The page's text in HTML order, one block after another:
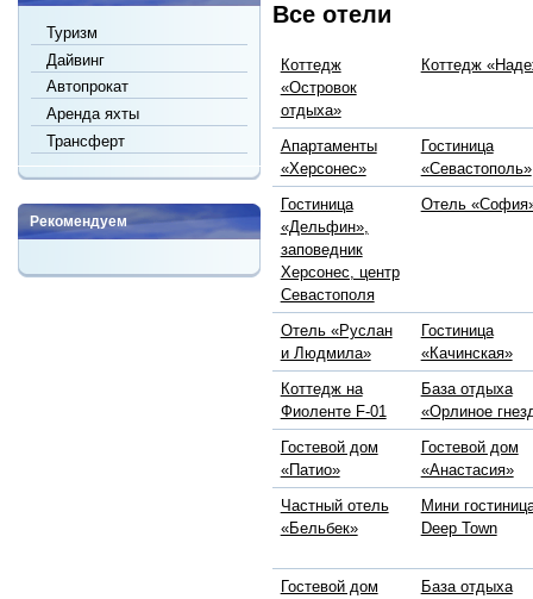
Все отели
Коттедж
«Островок
отдыха»
Коттедж
Апартаменты
«Херсонес»
Гостиница
«Севастополь»
Гостиница
«Дельфин»,
заповедник
Херсонес, центр
Севастополя
Отель
Отель «Руслан
и Людмила»
Гостиница
«Качинская»
Коттедж на
Фиоленте F-01
База отдыха
«Орлиное
Гостевой дом
«Патио»
Гостевой дом
«Анастасия»
Частный отель
«Бельбек»
Мини
Deep Town
Гостевой дом
База отдыха
Туризм
Дайвинг
Автопрокат
Аренда яхты
Трансферт
Рекомендуем